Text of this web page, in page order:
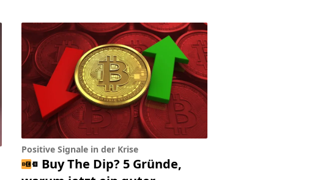
Positive Signale in der Krise
Buy The Dip? 5 Gründe,